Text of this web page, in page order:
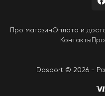
Про магазинОплата и
Контакты
Dasport © 2026 -